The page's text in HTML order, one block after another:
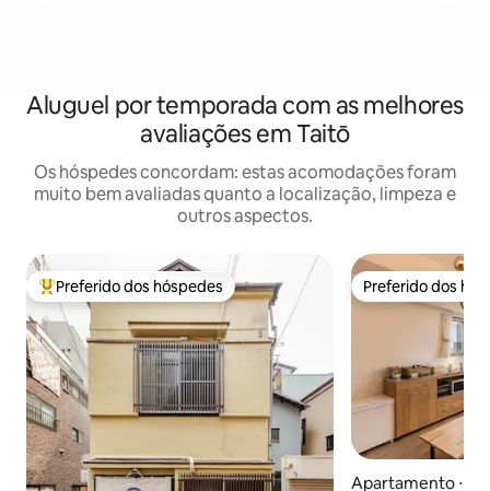
Aluguel por temporada com as melhores
avaliações em Taitō
Os hóspedes concordam: estas acomodações foram
muito bem avaliadas quanto a localização, limpeza e
outros aspectos.
Entre os melhores preferidos dos hóspedes
Preferido dos hóspedes Preferido dos
Preferido dos
Apartamento ⋅